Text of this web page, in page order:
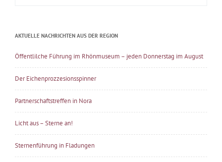
AKTUELLE NACHRICHTEN AUS DER REGION
Öffentlilche Führung im Rhönmuseum – jeden Donnerstag im August
Der Eichenprozzesionsspinner
Partnerschaftstreffen in Nora
Licht aus – Sterne an!
Sternenführung in Fladungen